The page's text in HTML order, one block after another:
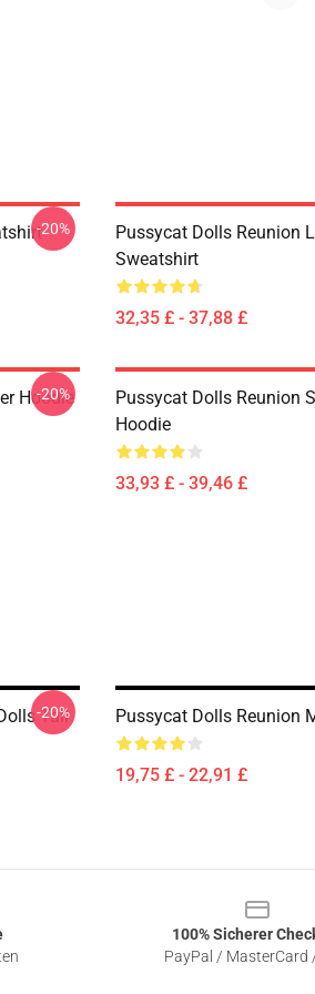
-20%
Pussycat Dolls Reunion
Sweatshirt
32,35 £ - 37,88 £
Hoodie
-20%
Pussycat Dolls Reunion
Hoodie
33,93 £ - 39,46 £
Tall
-20% Pussycat Dolls Reunion
19,75 £ - 22,91 £
100% Sicherer
PayPal / MasterCard